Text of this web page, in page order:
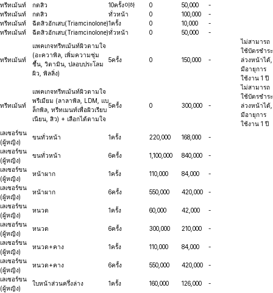
ทรีทเม้นท์
กดสิว 10ครั้ง이하 0 50,000
-
ทรีทเม้นท์
กดสิว ทั่วหน้า 0 100,000
-
ทรีทเม้นท์
ฉีดสิวอักเสบ(Triamcinolone)1ครั้ง 0 10,000
-
ทรีทเม้นท์
ฉีดสิวอักเสบ(Triamcinolone)ทั่วหน้า 0 50,000 -
ทรีทเม้นท์
แพคเกจทรีทเม้นท์ผิวตามใจ
(อะควาพิล, เพิ่มความชุ่ม
ชื้น, วิตามิน, ปลอบประโลม
ผิว, พิลลิ่ง)
5ครั้ง 0 150,000 -
ไม่สามารถ
ใช้บัตรชำระ
ล่วงหน้าได้,
มีอายุการ
ใช้งาน 1 ปี
ทรีทเม้นท์
แพคเกจทรีทเม้นท์ผิวตามใจ
พรีเมียม (ลาลาพิล, LDM, แบ
ล็กพิล, ทรีทเมนท์เพื่อผิวเรียบ
เนียน, สิว) + เลือกได้ตามใจ
5ครั้ง 0 300,000 -
ไม่สามารถ
ใช้บัตรชำระ
ล่วงหน้าได้,
มีอายุการ
ใช้งาน 1 ปี
เลเซอร์ขน
(ผู้หญิง)
ขนทั่วหน้า 1ครั้ง 220,000 168,000 -
เลเซอร์ขน
(ผู้หญิง)
ขนทั่วหน้า 6ครั้ง 1,100,000 840,000 -
เลเซอร์ขน
(ผู้หญิง)
หน้าผาก 1ครั้ง 110,000 84,000 -
เลเซอร์ขน
(ผู้หญิง)
หน้าผาก 6ครั้ง 550,000 420,000 -
เลเซอร์ขน
(ผู้หญิง)
หนวด 1ครั้ง 60,000 42,000 -
เลเซอร์ขน
(ผู้หญิง)
หนวด 6ครั้ง 300,000 210,000 -
เลเซอร์ขน
(ผู้หญิง)
หนวด+คาง 1ครั้ง 110,000 84,000 -
เลเซอร์ขน
(ผู้หญิง)
หนวด+คาง 6ครั้ง 550,000 420,000 -
เลเซอร์ขน
(ผู้หญิง)
ใบหน้าส่วนครึ่งล่าง 1ครั้ง 160,000 126,000 -